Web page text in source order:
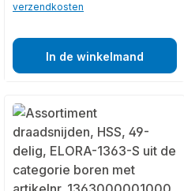
verzendkosten
In de winkelmand